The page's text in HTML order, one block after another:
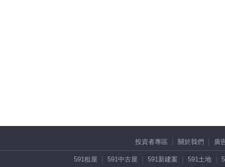
投資者專區 關於我們 廣
591租屋 591中古屋 591新建案 591土地